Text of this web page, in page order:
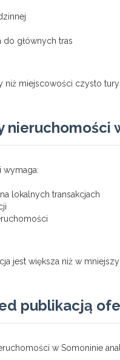
głównych tras
niż miejscowości czysto
nieruchomości
wymaga:
lokalnych transakcjach
jest większa niż w
publikacją
w Somoninie